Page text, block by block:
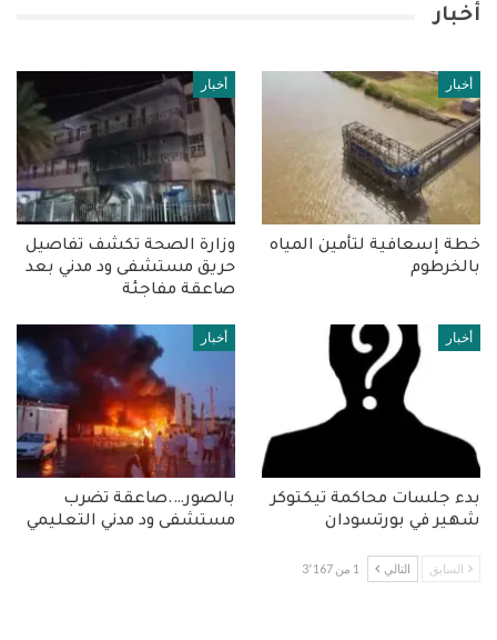
أخبار
أخبار
خطة إسعافية لتأمين المياه
بالخرطوم
أخبار
وزارة الصحة تكشف تفاصيل
حريق مستشفى ود مدني بعد
صاعقة مفاجئة
أخبار
بدء جلسات محاكمة تيكتوكر
شهير في بورتسودان
أخبار
بالصور….صاعقة تضرب
مستشفى ود مدني التعليمي
السابق التالي 1 من 3٬167